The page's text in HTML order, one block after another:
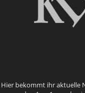
Hier bekommt ihr aktuelle